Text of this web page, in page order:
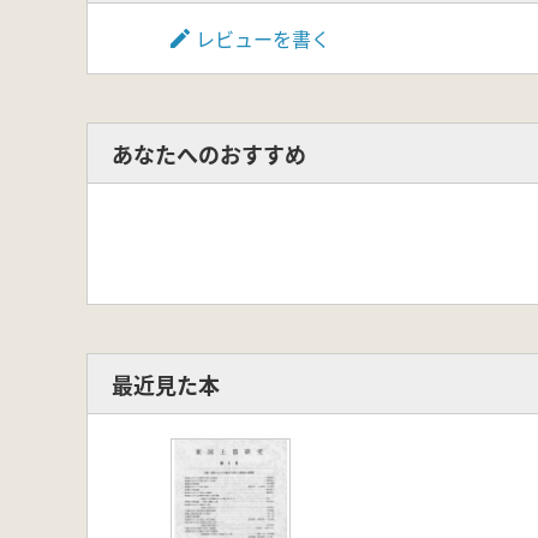
レビューを書く
あなたへのおすすめ
最近見た本